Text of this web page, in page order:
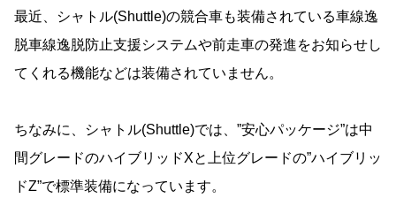
最近、シャトル(Shuttle)の競合車も装備されている車線逸
脱車線逸脱防止支援システムや前走車の発進をお知らせし
てくれる機能などは装備されていません。
ちなみに、シャトル(Shuttle)では、”安心パッケージ”は中
間グレードのハイブリッドXと上位グレードの”ハイブリッ
ドZ”で標準装備になっています。